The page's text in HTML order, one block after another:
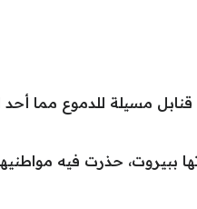
مسيلة للدموع مما
حذرت فيه مواطنيها